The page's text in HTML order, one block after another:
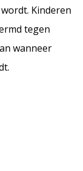
Kinderen
tegen
wanneer